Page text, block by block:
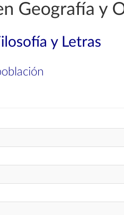
Geografía y
y Letras